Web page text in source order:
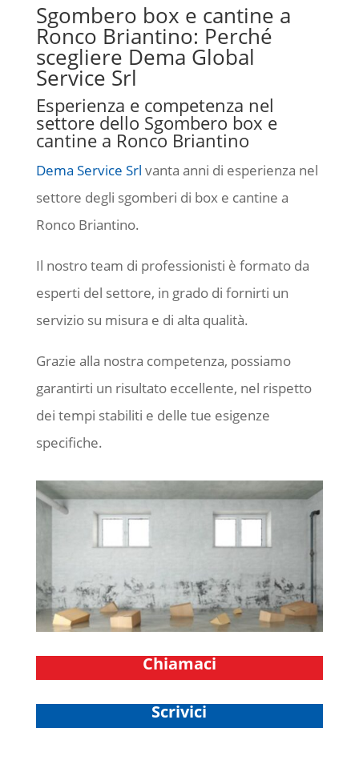
Sgombero box e cantine a
Ronco Briantino: Perché
scegliere Dema Global
Service Srl
Esperienza e competenza nel
settore dello Sgombero box e
cantine a Ronco Briantino
Dema Service Srl vanta anni di esperienza nel
settore degli sgomberi di box e cantine a
Ronco Briantino.
Il nostro team di professionisti è formato da
esperti del settore, in grado di fornirti un
servizio su misura e di alta qualità.
Grazie alla nostra competenza, possiamo
garantirti un risultato eccellente, nel rispetto
dei tempi stabiliti e delle tue esigenze
specifiche.
Chiamaci
Scrivici